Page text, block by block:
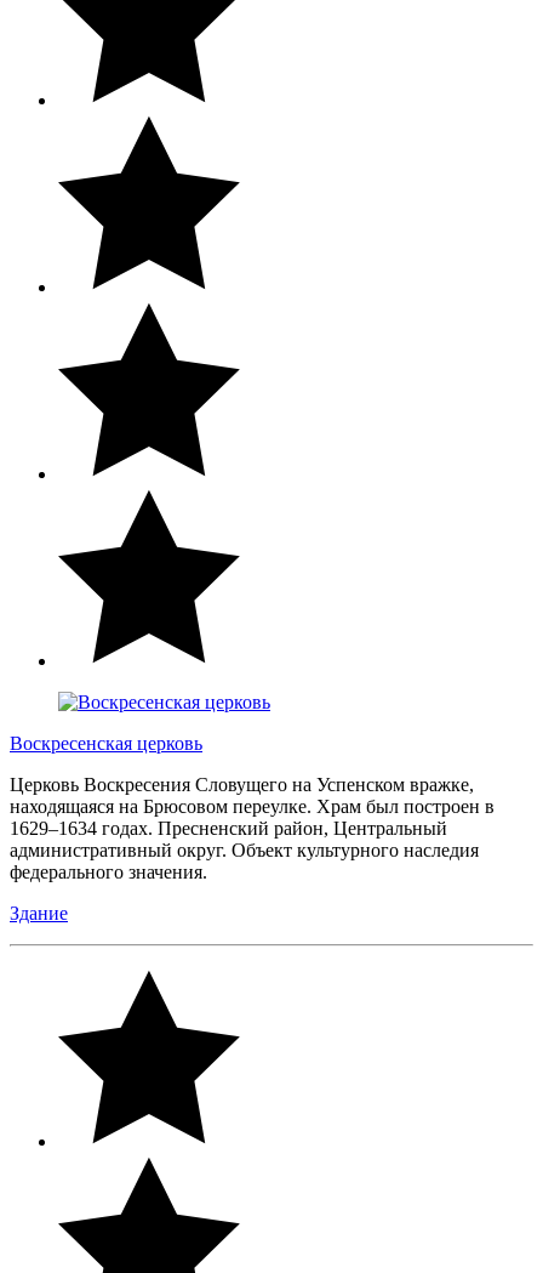
Воскресенская церковь
Церковь Воскресения Словущего на Успенском вражке,
находящаяся на Брюсовом переулке. Храм был построен в
1629–1634 годах. Пресненский район, Центральный
административный округ. Объект культурного наследия
федерального значения.
Здание